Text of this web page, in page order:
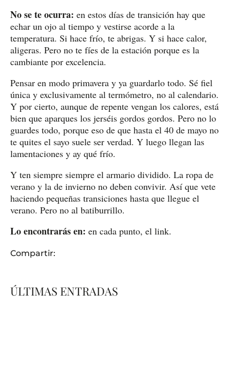
No se te ocurra: en estos días de transición hay que
echar un ojo al tiempo y vestirse acorde a la
temperatura. Si hace frío, te abrigas. Y si hace calor,
aligeras. Pero no te fíes de la estación porque es la
cambiante por excelencia.
Pensar en modo primavera y ya guardarlo todo. Sé fiel
única y exclusivamente al termómetro, no al calendario.
Y por cierto, aunque de repente vengan los calores, está
bien que aparques los jerséis gordos gordos. Pero no lo
guardes todo, porque eso de que hasta el 40 de mayo no
te quites el sayo suele ser verdad. Y luego llegan las
lamentaciones y ay qué frío.
Y ten siempre siempre el armario dividido. La ropa de
verano y la de invierno no deben convivir. Así que vete
haciendo pequeñas transiciones hasta que llegue el
verano. Pero no al batiburrillo.
Lo encontrarás en: en cada punto, el link.
Compartir:
ÚLTIMAS ENTRADAS